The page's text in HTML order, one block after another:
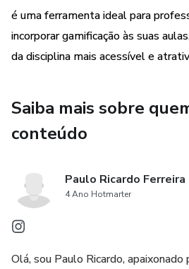
é uma ferramenta ideal para
incorporar gamificação às suas
da disciplina mais acessível e
Saiba mais sobre
conteúdo
Paulo Ricardo Ferreira
4 Ano Hotmarter
Olá, sou Paulo Ricardo,